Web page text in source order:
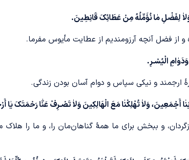
لِفَضْلِ مٰا نُؤَمِّلُهُ مِنْ عَطَائِکَ قَانِطِینَ.
و از فضل آنچه آرزومندیم از عطایت مأیوس مفرما.
الْیُسْـرِ.
ارجمند و نیکی سپاس و دوام آسان بودن زندگی.
أَجْمَعِینَ، وَلاٰ تُهْلِکْنٰا مَعَ الْهَالِکِینَ وَلاٰ تَصْـرِفْ عَنّٰا رَحْمَتَکَ یٰا
بازگردان، و ببخش برای ما همۀ گناهان‌مان را، و ما را